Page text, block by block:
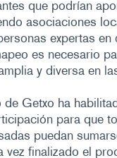
que podrían
asociaciones
expertas en
es necesario
y diversa en
de Getxo ha
para que
puedan
vez finalizado el